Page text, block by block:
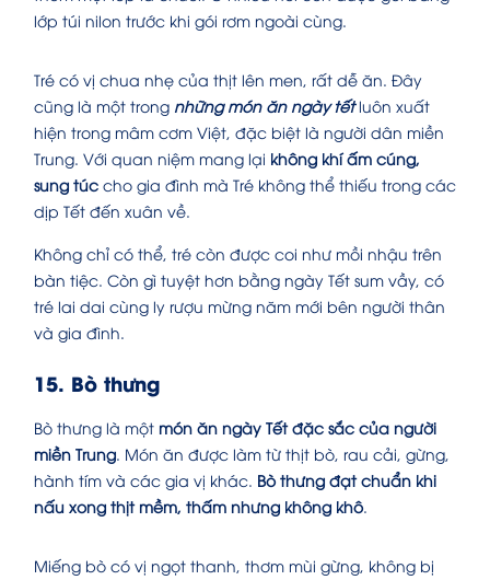
lớp túi nilon trước khi gói rơm ngoài cùng.
Tré có vị chua nhẹ của thịt lên men, rất dễ ăn. Đây
cũng là một trong những món ăn ngày tếtluôn xuất
hiện trong mâm cơm Việt, đặc biệt là người dân miền
Trung. Với quan niệm mang lại không khí ấm cúng,
sung túc cho gia đình mà Tré không thể thiếu trong các
dịp Tết đến xuân về.
Không chỉ có thể, tré còn được coi như mồi nhậu trên
bàn tiệc. Còn gì tuyệt hơn bằng ngày Tết sum vầy, có
tré lai dai cùng ly rượu mừng năm mới bên người thân
và gia đình.
15. Bò thưng
Bò thưng là một món ăn ngày Tếtđặc sắc của người
miền Trung. Món ăn được làm từ thịt bò, rau cải, gừng,
hành tím và các gia vị khác. Bò thưng đạt chuẩn khi
nấu xong thịt mềm, thấm nhưng không khô.
Miếng bò có vị ngọt thanh, thơm mùi gừng, không bị